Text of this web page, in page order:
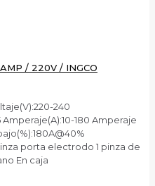
/ 220V / INGCO
240
180 Amperaje
porta electrodo 1 pinza de
En caja